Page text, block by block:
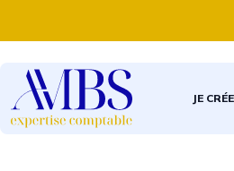
JE